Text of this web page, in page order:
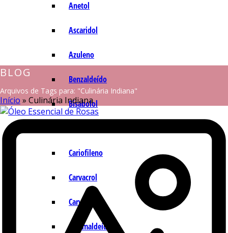
Anetol
Ascaridol
Azuleno
Benzaldeído
Bisabolol
Cariofileno
Carvacrol
Carvona
Cinamaldeído
BLOG
Arquivos de Tags para: "Culinária Indiana"
Início » Culinária Indiana